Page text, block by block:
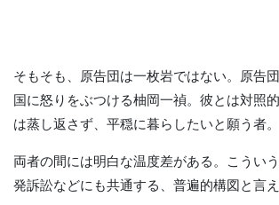
そもそも、原告団は一枚岩ではない。原告
国に怒りをぶつける柚岡一禎。彼とは対照
は蒸し返さず、平穏に暮らしたいと願う者。
両者の間には明白な温度差がある。こうい
発訴訟などにも共通する、普遍的構図と言え